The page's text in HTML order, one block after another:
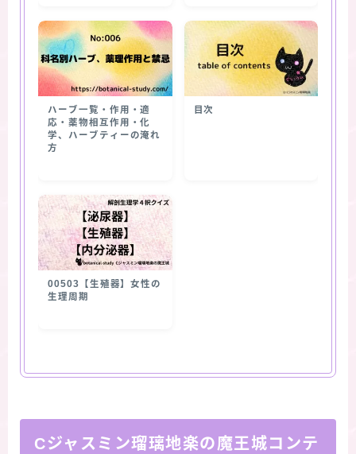
ハーブ一覧・作用・適
応・薬物相互作用・化
学、ハーブティーの淹れ
方
目次
00503【生殖器】女性の
生理周期
Cジャスミン瑠璃地楽の魔王城コンテ